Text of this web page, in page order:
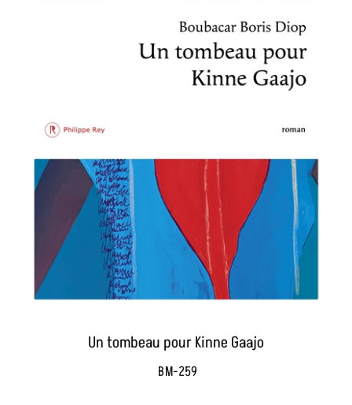
Un tombeau pour Kinne Gaajo
BM-259